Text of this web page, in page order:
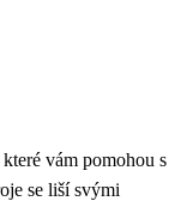
vám pomohou s
se liší svými